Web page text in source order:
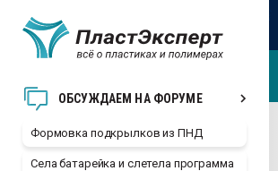
ОБСУЖДАЕМ НА ФОРУМЕ
Формовка подкрылков из ПНД
Села батарейка и слетела программа